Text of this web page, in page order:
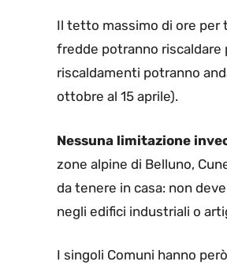
Il tetto massimo di ore per
fredde potranno riscaldare
riscaldamenti potranno
ottobre al 15 aprile).
Nessuna limitazione
zone alpine di Belluno,
da tenere in casa: non
negli edifici industriali o
I singoli Comuni hanno